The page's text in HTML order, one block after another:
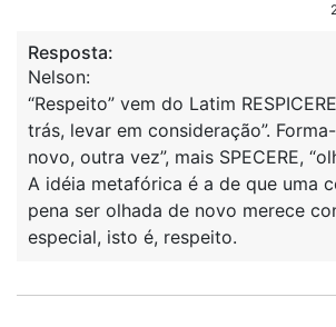
Resposta:
Nelson:
“Respeito” vem do Latim
trás, levar em consideração”.
novo, outra vez”, mais SPECERE,
A idéia metafórica é a de que uma
pena ser olhada de novo merece
especial, isto é, respeito.